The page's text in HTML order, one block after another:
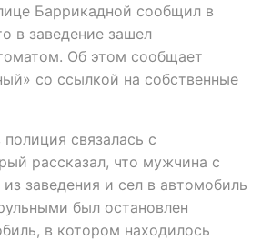
Баррикадной сообщил в
в заведение зашел
Об этом сообщает
со ссылкой на собственные
связалась с
рассказал, что мужчина с
заведения и сел в автомобиль
был остановлен
в котором находилось